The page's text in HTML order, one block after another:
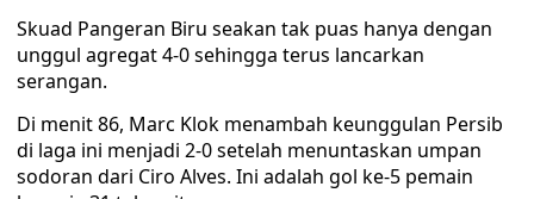
Skuad Pangeran Biru seakan tak puas hanya dengan
unggul agregat 4-0 sehingga terus lancarkan
serangan.
Di menit 86, Marc Klok menambah keunggulan Persib
di laga ini menjadi 2-0 setelah menuntaskan umpan
sodoran dari Ciro Alves. Ini adalah gol ke-5 pemain